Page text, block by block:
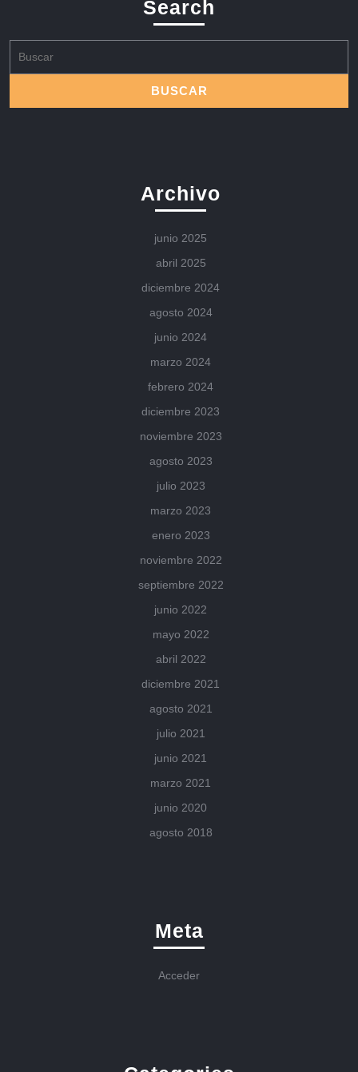
Search
Archivo
junio 2025
abril 2025
diciembre 2024
agosto 2024
junio 2024
marzo 2024
febrero 2024
diciembre 2023
noviembre 2023
agosto 2023
julio 2023
marzo 2023
enero 2023
noviembre 2022
septiembre 2022
junio 2022
mayo 2022
abril 2022
diciembre 2021
agosto 2021
julio 2021
junio 2021
marzo 2021
junio 2020
agosto 2018
Meta
Acceder